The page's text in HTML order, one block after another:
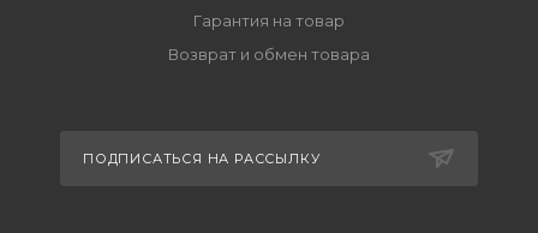
Гарантия на товар
Возврат и обмен товара
ПОДПИСАТЬСЯ НА РАССЫЛКУ